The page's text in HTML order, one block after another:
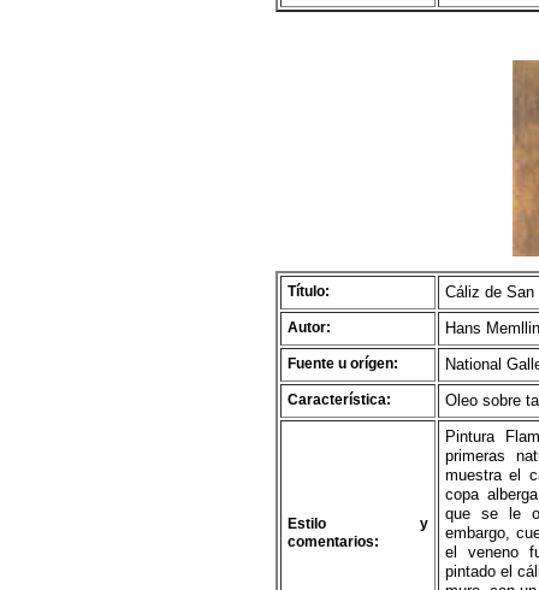
Título: Cáliz de
Autor: Hans
Fuente u orígen: National
Característica: Oleo sobre
Estilo y
comentarios:
Pintura
primeras
muestra el
copa
que se le
embargo,
el veneno
pintado el